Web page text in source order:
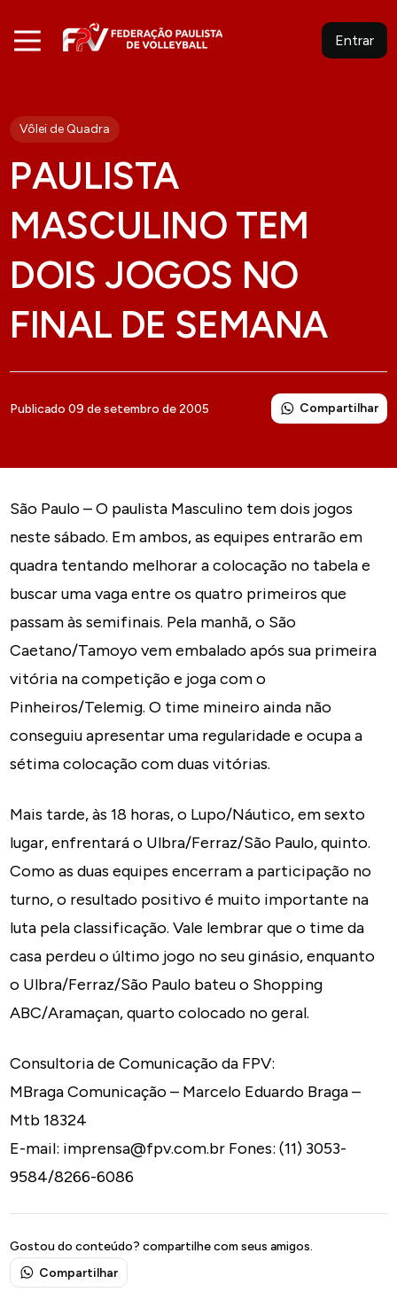
Entrar
Vôlei de Quadra
PAULISTA
MASCULINO TEM
DOIS JOGOS NO
FINAL DE SEMANA
Publicado 09 de setembro de 2005 Compartilhar
São Paulo – O paulista Masculino tem dois jogos
neste sábado. Em ambos, as equipes entrarão em
quadra tentando melhorar a colocação no tabela e
buscar uma vaga entre os quatro primeiros que
passam às semifinais. Pela manhã, o São
Caetano/Tamoyo vem embalado após sua primeira
vitória na competição e joga com o
Pinheiros/Telemig. O time mineiro ainda não
conseguiu apresentar uma regularidade e ocupa a
sétima colocação com duas vitórias.
Mais tarde, às 18 horas, o Lupo/Náutico, em sexto
lugar, enfrentará o Ulbra/Ferraz/São Paulo, quinto.
Como as duas equipes encerram a participação no
turno, o resultado positivo é muito importante na
luta pela classificação. Vale lembrar que o time da
casa perdeu o último jogo no seu ginásio, enquanto
o Ulbra/Ferraz/São Paulo bateu o Shopping
ABC/Aramaçan, quarto colocado no geral.
Consultoria de Comunicação da FPV:
MBraga Comunicação – Marcelo Eduardo Braga –
Mtb 18324
E-mail: imprensa@fpv.com.br Fones: (11) 3053-
9584/8266-6086
Gostou do conteúdo? compartilhe com seus amigos.
Compartilhar